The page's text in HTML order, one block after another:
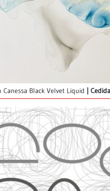
Canessa Black Velvet Liquid Cedida